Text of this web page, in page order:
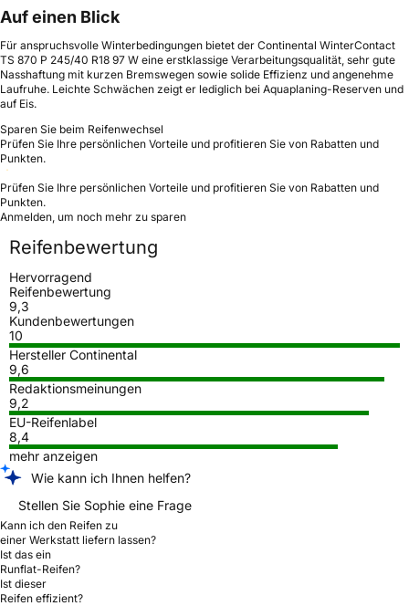
Auf einen Blick
Für anspruchsvolle Winterbedingungen bietet der Continental WinterContact
TS 870 P 245/40 R18 97 W eine erstklassige Verarbeitungsqualität, sehr gute
Nasshaftung mit kurzen Bremswegen sowie solide Effizienz und angenehme
Laufruhe. Leichte Schwächen zeigt er lediglich bei Aquaplaning-Reserven und
auf Eis.
Sparen Sie beim Reifenwechsel
Prüfen Sie Ihre persönlichen Vorteile und profitieren Sie von Rabatten und
Punkten.
Prüfen Sie Ihre persönlichen Vorteile und profitieren Sie von Rabatten und
Punkten.
Anmelden, um noch mehr zu sparen
Reifenbewertung
Hervorragend
Reifenbewertung
9,3
Kundenbewertungen
10
Hersteller Continental
9,6
Redaktionsmeinungen
9,2
EU-Reifenlabel
8,4
mehr anzeigen
Wie kann ich Ihnen helfen?
Stellen Sie Sophie eine Frage
Kann ich den Reifen zu
einer Werkstatt liefern lassen?
Ist das ein
Runflat-Reifen?
Ist dieser
Reifen effizient?